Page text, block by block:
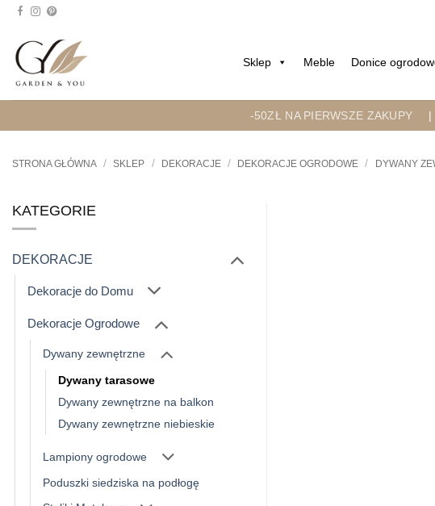
Przejdź
treści
Sklep Meble Donice
-50ZŁ NA PIERWSZE ZAKUPY
STRONA GŁÓWNA / SKLEP / DEKORACJE / DEKORACJE OGRODOWE / DYWANY
KATEGORIE
DEKORACJE
Dekoracje do Domu
Dekoracje Ogrodowe
Dywany zewnętrzne
Dywany tarasowe
Dywany zewnętrzne na balkon
Dywany zewnętrzne niebieskie
Lampiony ogrodowe
Poduszki siedziska na podłogę